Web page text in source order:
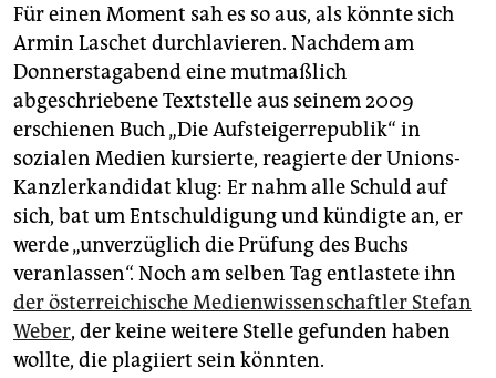
unterstützen
abo
genossenschaft
epaper login
Für einen Moment sah es so aus, als könnte sich
Armin Laschet durchlavieren. Nachdem am
Donnerstagabend eine mutmaßlich
abgeschriebene Textstelle aus seinem 2009
erschienen Buch „Die Aufsteigerrepublik“ in
sozialen Medien kursierte, reagierte der Unions-
Kanzlerkandidat klug: Er nahm alle Schuld auf
sich, bat um Entschuldigung und kündigte an, er
werde „unverzüglich die Prüfung des Buchs
veranlassen“. Noch am selben Tag entlastete ihn
der österreichische Medienwissenschaftler Stefan
Weber, der keine weitere Stelle gefunden haben
wollte, die plagiiert sein könnten.